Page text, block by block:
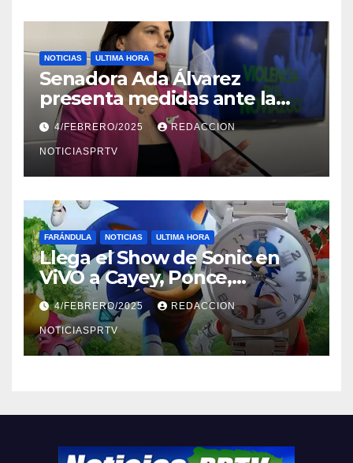
NOTICIAS ULTIMA HORA
Senadora Ada Álvarez
presenta medidas ante la
violencia en el noviazgo
4/FEBRERO/2025 REDACCION
NOTICIASPRTV
FARÁNDULA NOTICIAS ULTIMA HORA
Llega el Show de Sonic en
ViVO a Cayey, Ponce,
Barceloneta y Humacao,
Relojes gratis para el que
compre ahora….
4/FEBRERO/2025 REDACCION
NOTICIASPRTV